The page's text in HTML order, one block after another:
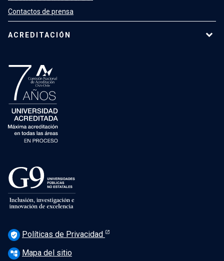
Contactos de prensa
ACREDITACIÓN
verified_user Políticas de Privacidad
account_tree Mapa del sitio